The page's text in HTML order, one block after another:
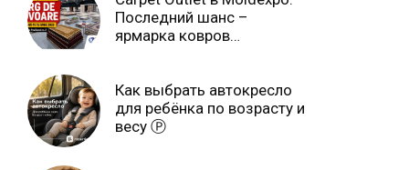
Последний шанс –
ярмарка ковров
Как выбрать автокресло
для ребёнка по возрасту и
весу Ⓟ